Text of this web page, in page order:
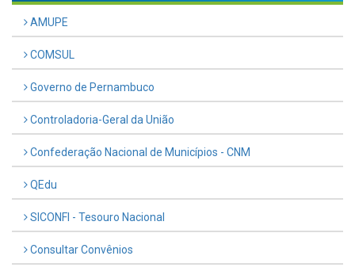
AMUPE
COMSUL
Governo de Pernambuco
Controladoria-Geral da União
Confederação Nacional de Municípios - CNM
QEdu
SICONFI - Tesouro Nacional
Consultar Convênios